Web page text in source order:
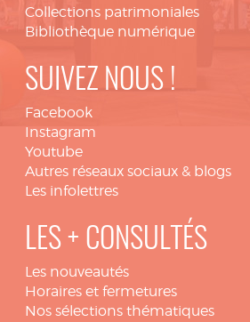
Collections patrimoniales
Bibliothèque numérique
SUIVEZ NOUS !
Facebook
Instagram
Youtube
Autres réseaux sociaux & blogs
Les infolettres
LES + CONSULTÉS
Les nouveautés
Horaires et fermetures
Nos sélections thématiques